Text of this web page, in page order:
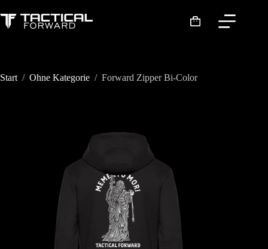
Inhalt
springen
Warenkorb
Start / Ohne Kategorie / Forward Zipper Bi-Color